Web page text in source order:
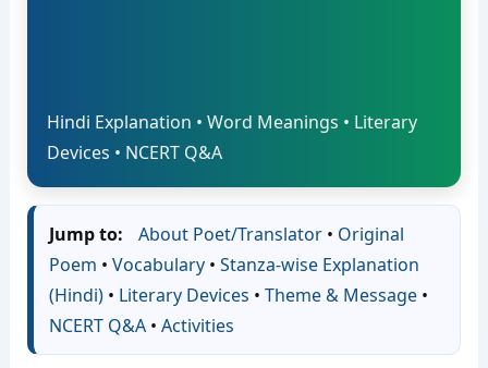
Hindi Explanation • Word Meanings • Literary
Devices • NCERT Q&A
Jump to: About Poet/Translator• Original
Poem • Vocabulary• Stanza-wise Explanation
(Hindi)• Literary Devices • Theme & Message•
NCERT Q&A• Activities